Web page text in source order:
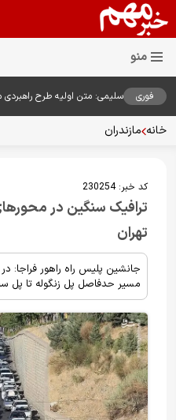
فوری
سلیمی: متن اولیه طرح
خانه مازندران
کد خبر:230254
ترافیک سنگین در
تهران
جانشین پلیس راه راهور فراجا:
مسیر حدفاصل پل زنگوله تا پل